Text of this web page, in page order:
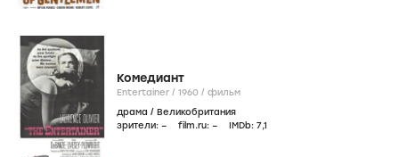
Комедиант
Entertainer / 1960 / фильм
драма / Великобритания
зрители: – film.ru: – IMDb: 7,1